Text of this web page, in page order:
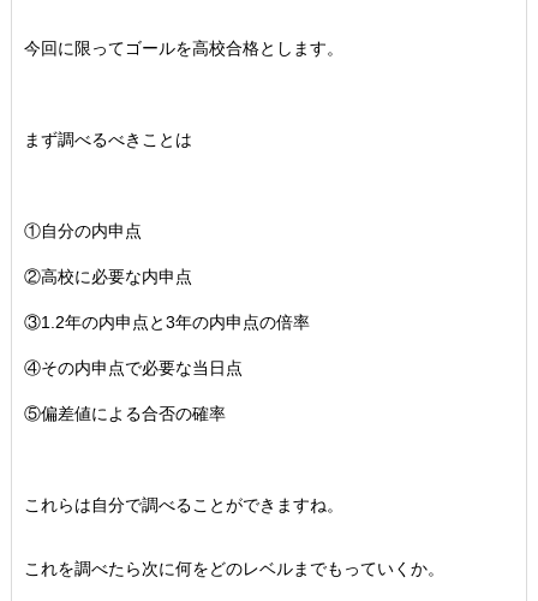
今回に限ってゴールを高校合格とします。
まず調べるべきことは
①自分の内申点
②高校に必要な内申点
③1.2年の内申点と3年の内申点の倍率
④その内申点で必要な当日点
⑤偏差値による合否の確率
これらは自分で調べることができますね。
これを調べたら次に何をどのレベルまでもっていくか。